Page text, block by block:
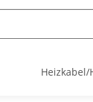
Heizkabel/